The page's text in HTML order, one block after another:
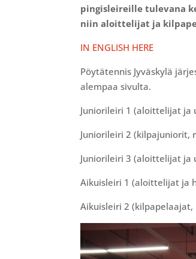
pingisleireille tulevana
niin aloittelijat ja
IN ENGLISH HERE
Pöytätennis Jyväskylä
alempaa sivulta.
Juniorileiri 1 (aloittelijat ja
Juniorileiri 2 (kilpajuniorit,
Juniorileiri 3 (aloittelijat ja
Aikuisleiri 1 (aloittelijat ja
Aikuisleiri 2